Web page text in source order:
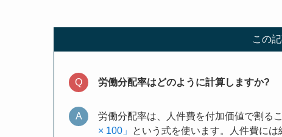
この
労働分配率はどのように計算しますか?
労働分配率は、人件費を付加価値で割る
× 100」
という式を使います。人件費に